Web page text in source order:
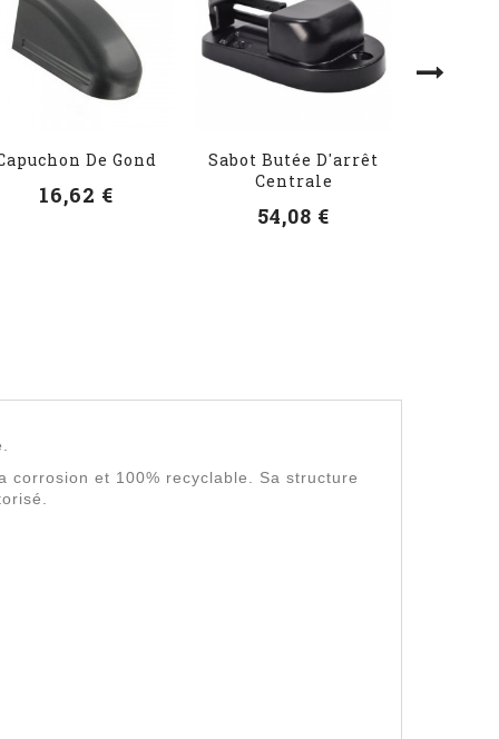
De Gond
16,62 €
Sabot Butée D'arrêt
Centrale
54,08 €
corrosion et 100% recyclable. Sa structure